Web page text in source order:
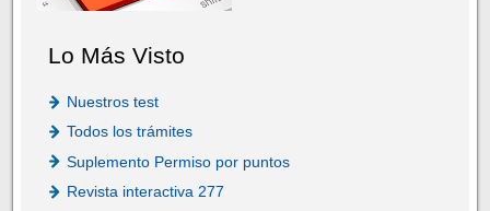
Lo Más Visto
Nuestros test
Todos los trámites
Suplemento Permiso por puntos
Revista interactiva 277